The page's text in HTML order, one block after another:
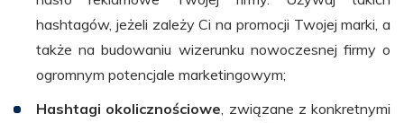
hashtagów, jeżeli zależy Ci na promocji Twojej marki, a
także na budowaniu wizerunku nowoczesnej firmy o
ogromnym potencjale marketingowym;
Hashtagi okolicznościowe , związane z konkretnymi